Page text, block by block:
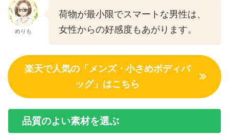
めりも
荷物が最小限でスマートな男性は、
女性からの好感度もあがります。
楽天で人気の「メンズ・小さめボディバ
ッグ」はこちら
品質のよい素材を選ぶ